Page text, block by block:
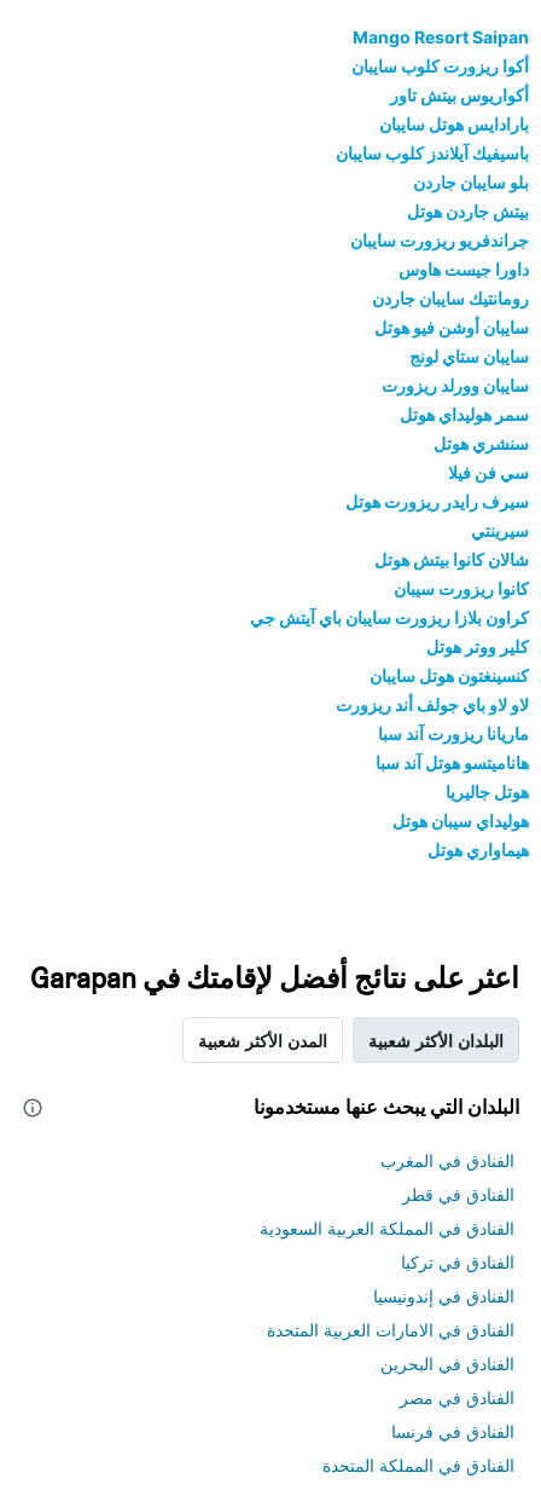
Mango Resort Saipan
أكوا ريزورت كلوب سايبان
أكواريوس بيتش تاور
بارادايس هوتل سايبان
باسيفيك آيلاندز كلوب سايبان
بلو سايبان جاردن
بيتش جاردن هوتل
جراندفريو ريزورت سايبان
داورا جيست هاوس
رومانتيك سايبان جاردن
سايبان أوشن فيو هوتل
سايبان ستاي لونج
سايبان وورلد ريزورت
سمر هوليداي هوتل
سنشري هوتل
سي فن فيلا
سيرف رايدر ريزورت هوتل
سيرينتي
شالان كانوا بيتش هوتل
كانوا ريزورت سيبان
كراون بلازا ريزورت سايبان باي آيتش جي
كلير ووتر هوتل
كنسينغتون هوتل سايبان
لاو لاو باي جولف أند ريزورت
ماريانا ريزورت آند سبا
هاناميتسو هوتل آند سبا
هوتل جاليريا
هوليداي سيبان هوتل
هيماواري هوتل
اعثر على نتائج أفضل لإقامتك في Garapan
البلدان الأكثر شعبية المدن الأكثر شعبية
البلدان التي يبحث عنها مستخدمونا
الفنادق في المغرب
الفنادق في قطر
الفنادق في المملكة العربية السعودية
الفنادق في تركيا
الفنادق في إندونيسيا
الفنادق في الامارات العربية المتحدة
الفنادق في البحرين
الفنادق في مصر
الفنادق في فرنسا
الفنادق في المملكة المتحدة